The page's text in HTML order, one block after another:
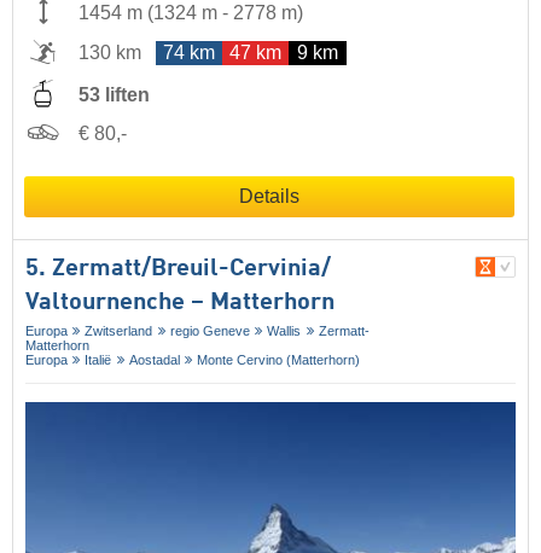
1454 m (1324 m - 2778 m)
130 km
74 km 47 km 9 km
53 liften
€ 80,-
Details
5. Zermatt/​Breuil-Cervinia/​
Valtournenche – Matterhorn
Europa Zwitserland regio Geneve Wallis
Zermatt-
Matterhorn
Europa
Italië Aostadal Monte Cervino (Matterhorn)